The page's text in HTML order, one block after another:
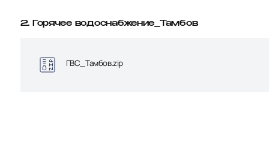
2. Горячее водоснабжение_Тамбов
ГВС_Тамбов.zip